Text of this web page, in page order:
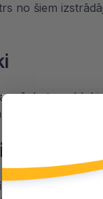
no šiem
gāzbetona
izturība pret
bloki, kas